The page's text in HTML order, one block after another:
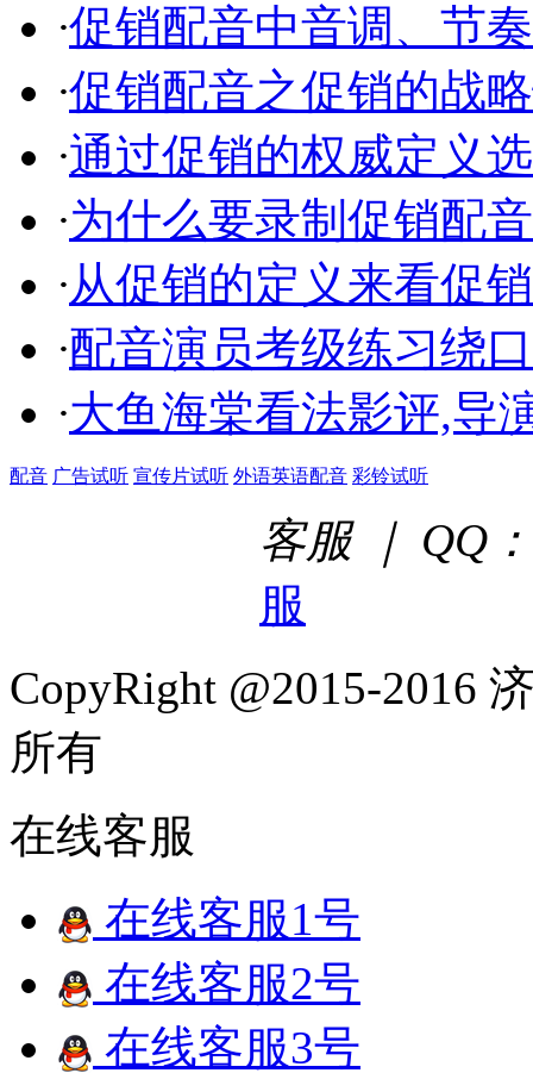
·促销配音中音调、节
·促销配音之促销的战
·通过促销的权威定义
·为什么要录制促销配
·从促销的定义来看促
·配音演员考级练习绕
·大鱼海棠看法影评,导
配音 广告试听 宣传片试听 外语英语配音 彩铃试听
客服 ｜ QQ
服
CopyRight @2015-2016
所有
在线客服
在线客服1号
在线客服2号
在线客服3号